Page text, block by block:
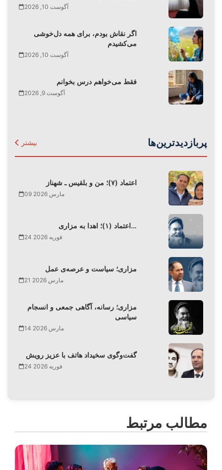
آگوست 10, 2026
اگر نقاش بودم، برای همه دل‌خوشی
می‌کشیدم
آگوست 10, 2026
فقط می‌‌خواهم درس بخوانم
آگوست 9, 2026
پربازدیدترین‌ها بیشتر
اعتماد (۷)؛ من و بلقیس ـ شهناز
09 مارس 2026
اعتماد (۱)؛ اهدا به مزاری…
24 فوریه 2026
مزاری؛ سیاست و عرصه‌ی عمل
21 مارس 2026
مزاری؛ رسانه، آگاهی جمعی و انسجام
سیاسی
14 مارس 2026
گفت‌وگوی سخیداد هاتف با عزیز رویش
24 فوریه 2026
مطالب مرتبط